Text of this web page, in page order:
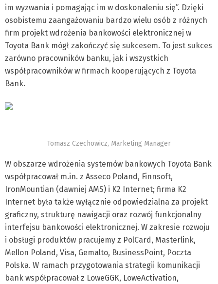
im wyzwania i pomagając im w doskonaleniu się”. Dzięki
osobistemu zaangażowaniu bardzo wielu osób z różnych
firm projekt wdrożenia bankowości elektronicznej w
Toyota Bank mógł zakończyć się sukcesem. To jest sukces
zarówno pracowników banku, jak i wszystkich
współpracowników w firmach kooperujących z Toyota
Bank.
Tomasz Czechowicz, Marketing Manager
W obszarze wdrożenia systemów bankowych Toyota Bank
współpracował m.in. z Asseco Poland, Finnsoft,
IronMountian (dawniej AMS) i K2 Internet; firma K2
Internet była także wyłącznie odpowiedzialna za projekt
graficzny, strukturę nawigacji oraz rozwój funkcjonalny
interfejsu bankowości elektronicznej. W zakresie rozwoju
i obsługi produktów pracujemy z PolCard, Masterlink,
Mellon Poland, Visa, Gemalto, BusinessPoint, Poczta
Polska. W ramach przygotowania strategii komunikacji
bank współpracował z LoweGGK, LoweActivation,